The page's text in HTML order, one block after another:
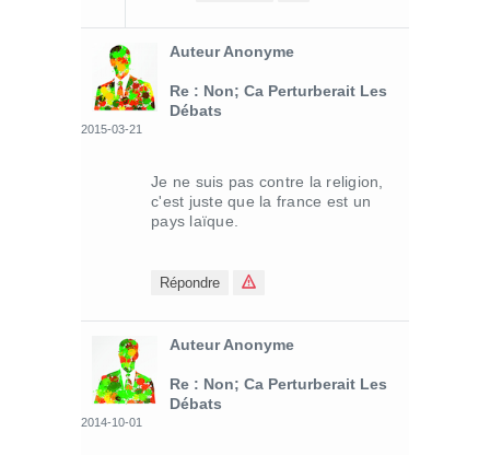
Auteur Anonyme
Re : Non; Ca Perturberait Les
Débats
2015-03-21
Je ne suis pas contre la religion,
c'est juste que la france est un
pays laïque.
Répondre
Auteur Anonyme
Re : Non; Ca Perturberait Les
Débats
2014-10-01